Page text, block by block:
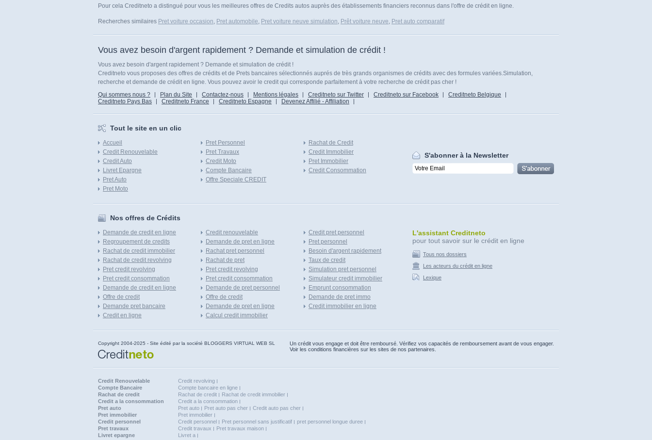
Pour cela Creditneto a distingué pour vous les meilleures offres de Credits autos auprès des établissements financiers reconnus dans l'offre de crédit en ligne.
Recherches similaires Pret voiture occasion, Pret automobile, Pret voiture neuve simulation, Prêt voiture neuve, Pret auto comparatif
Vous avez besoin d'argent rapidement ? Demande et simulation de crédit !
Vous avez besoin d'argent rapidement ? Demande et simulation de crédit !
Creditneto vous proposes des offres de crédits et de Prets bancaires sélectionnés auprés de très grands organismes de crédits avec des formules variées.Simulation,
recherche et demande de crédit en ligne. Vous pouvez avoir le credit qui corresponde parfaitement à votre recherche de crédit pas cher !
Qui sommes nous ?
Plan du Site Contactez-nous Mentions légales Creditneto sur Twitter Creditneto sur Facebook
Creditneto Belgique
Creditneto Pays Bas
Creditneto France Creditneto Espagne Devenez Affilié - Affiliation
Tout le site en un clic
Accueil
Credit Renouvelable
Credit Auto
Livret Epargne
Pret Auto
Pret Moto
Pret Personnel
Pret Travaux
Credit Moto
Compte Bancaire
Offre Speciale CREDIT
Rachat de Credit
Credit Immobilier
Pret Immobilier
Credit Consommation
S'abonner à la Newsletter
Nos offres de Crédits
Demande de credit en ligne
Regroupement de credits
Rachat de credit immobilier
Rachat de credit revolving
Pret credit revolving
Pret credit consommation
Demande de credit en ligne
Offre de credit
Demande pret bancaire
Credit en ligne
Credit renouvelable
Demande de pret en ligne
Rachat pret personnel
Rachat de pret
Pret credit revolving
Pret credit consommation
Demande de pret personnel
Offre de credit
Demande de pret en ligne
Calcul credit immobilier
Credit pret personnel
Pret personnel
Besoin d'argent rapidement
Taux de credit
Simulation pret personnel
Simulateur credit immobilier
Emprunt consommation
Demande de pret immo
Credit immobilier en ligne
L'assistant Creditneto
pour tout savoir sur le crédit en ligne
Tous nos dossiers
Les acteurs du crédit en ligne
Lexique
Copyright 2004-2025 - Site édité par la société BLOGGERS VIRTUAL WEB SL
Un crédit vous engage et doit être remboursé. Vérifiez vos capacités de remboursement avant de vous engager.
Voir les conditions financières sur les sites de nos partenaires.
Credit Renouvelable
Credit revolving
Compte Bancaire
Compte bancaire en ligne
Rachat de credit
Rachat de credit
Rachat de credit immobilier
Credit a la consommation
Credit a la consommation
Pret auto
Pret auto Pret auto pas cher
Credit auto pas cher
Pret immobilier
Pret immobilier
Credit personnel
Credit personnel Pret personnel sans justificatif
pret personnel longue duree
Pret travaux
Credit travaux
Pret travaux maison
Livret epargne
Livret a